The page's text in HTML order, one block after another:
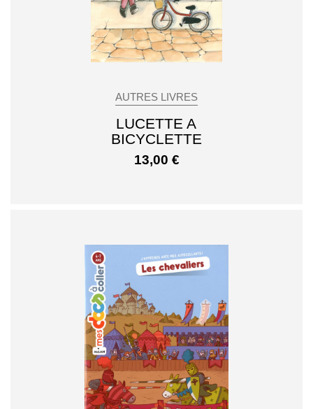
AUTRES LIVRES
LUCETTE A
BICYCLETTE
13,00 €